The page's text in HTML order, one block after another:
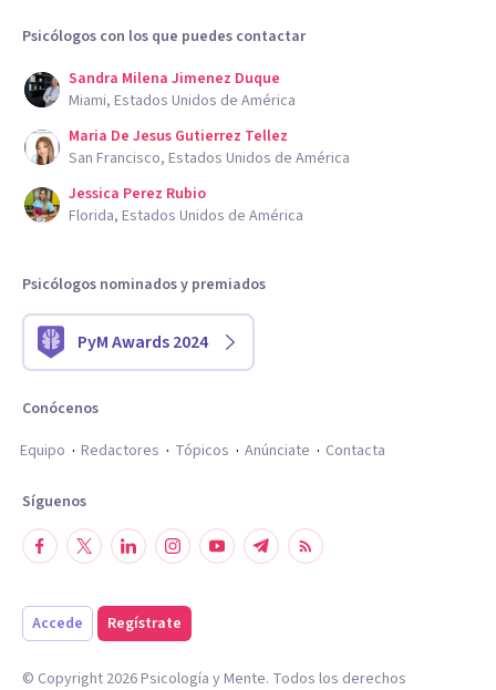
Psicólogos con los que puedes contactar
Sandra Milena Jimenez Duque
Miami, Estados Unidos de América
Maria De Jesus Gutierrez Tellez
San Francisco, Estados Unidos de América
Jessica Perez Rubio
Florida, Estados Unidos de América
Psicólogos nominados y premiados
PyM Awards 2024
Conócenos
Equipo
Redactores Tópicos Anúnciate Contacta
Síguenos
Accede Regístrate
© Copyright 2026Psicología y Mente. Todos los derechos